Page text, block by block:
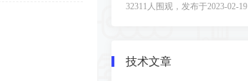
32311人围观，发布于2023-02-19
技术文章